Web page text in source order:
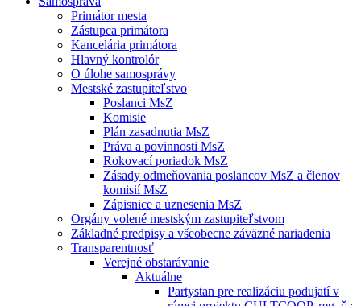
Primátor mesta
Zástupca primátora
Kancelária primátora
Hlavný kontrolór
O úlohe samosprávy
Mestské zastupiteľstvo
Poslanci MsZ
Komisie
Plán zasadnutia MsZ
Práva a povinnosti MsZ
Rokovací poriadok MsZ
Zásady odmeňovania poslancov MsZ a členov
komisií MsZ
Zápisnice a uznesenia MsZ
Orgány volené mestským zastupiteľstvom
Základné predpisy a všeobecne záväzné nariadenia
Transparentnosť
Verejné obstarávanie
Aktuálne
Partystan pre realizáciu podujatí v